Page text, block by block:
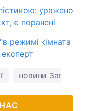
уражено
є поранені
режимі кімната
новини